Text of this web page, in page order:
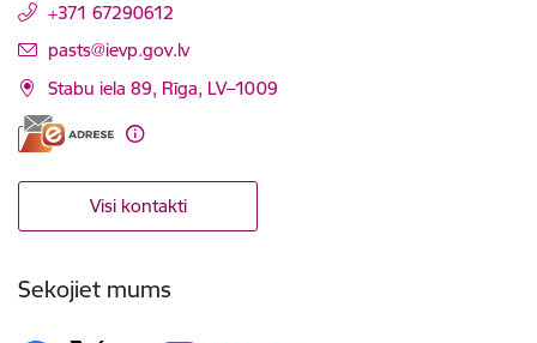
+371 67290612
E-pasts:
pasts@ievp.gov.lv
Stabu iela 89, Rīga, LV–1009
Visi kontakti
Sekojiet mums